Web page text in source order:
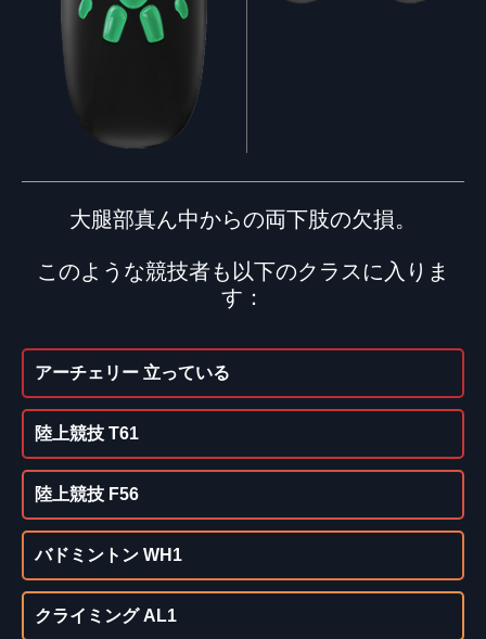
大腿部真ん中からの両下肢の欠損。
このような競技者も以下のクラスに入りま
す：
アーチェリー 立っている
陸上競技 T61
陸上競技 F56
バドミントン WH1
クライミング AL1